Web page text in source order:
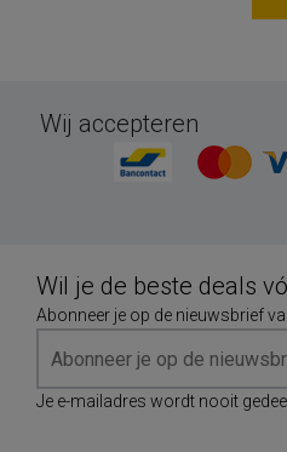
Wij accepteren
Wil je de beste deals
Abonneer je op de nieuwsbrief
Je e-mailadres wordt nooit